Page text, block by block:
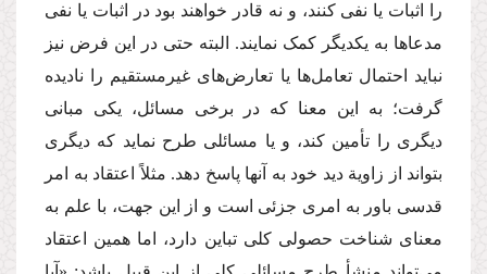
را اثبات یا نفی کنند، و نه قادر خواهند بود در اثبات یا نفی
مدعاها به یکدیگر کمک نمایند. البته حتی در این فرض نیز
نباید احتمال تعامل‌ها یا تعارض‌های غیرمستقیم را نادیده
گرفت؛ به این معنا که در برخی مسائل، یکی مبانی
دیگری را تأمین کند، و یا مسائلی طرح نماید که دیگری
بتواند از زاویة دید خود به آنها پاسخ دهد. مثلاً اعتقاد به امر
قدسی باور به امری جزئی است و از این جهت،‌ با علم به
معنای شناخت حصولی کلی تباین دارد، اما همین اعتقاد